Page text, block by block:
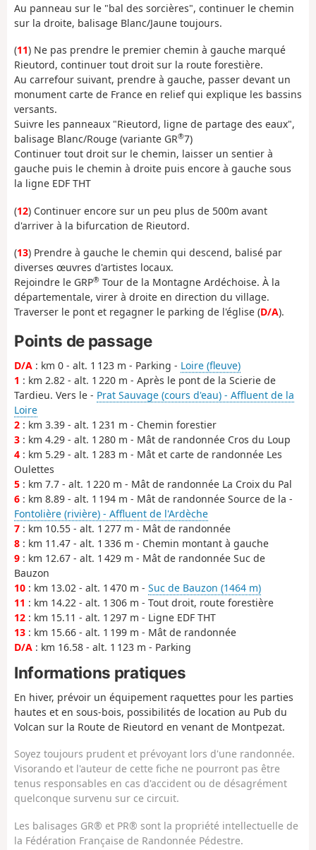
Au panneau sur le "bal des sorcières", continuer le chemin
sur la droite, balisage Blanc/Jaune toujours.
(11) Ne pas prendre le premier chemin à gauche marqué
Rieutord, continuer tout droit sur la route forestière.
Au carrefour suivant, prendre à gauche, passer devant un
monument carte de France en relief qui explique les bassins
versants.
Suivre les panneaux "Rieutord, ligne de partage des eaux",
balisage Blanc/Rouge (variante GR®7)
Continuer tout droit sur le chemin, laisser un sentier à
gauche puis le chemin à droite puis encore à gauche sous
la ligne EDF THT
(12) Continuer encore sur un peu plus de 500m avant
d'arriver à la bifurcation de Rieutord.
(13) Prendre à gauche le chemin qui descend, balisé par
diverses œuvres d'artistes locaux.
Rejoindre le GRP® Tour de la Montagne Ardéchoise. À la
départementale, virer à droite en direction du village.
Traverser le pont et regagner le parking de l'église (D/A).
Points de passage
D/A : km 0 - alt. 1 123 m - Parking - Loire (fleuve)
1 : km 2.82 - alt. 1 220 m - Après le pont de la Scierie de
Tardieu. Vers le - Prat Sauvage (cours d'eau) - Affluent de la
Loire
2 : km 3.39 - alt. 1 231 m - Chemin forestier
3 : km 4.29 - alt. 1 280 m - Mât de randonnée Cros du Loup
4 : km 5.29 - alt. 1 283 m - Mât et carte de randonnée Les
Oulettes
5 : km 7.7 - alt. 1 220 m - Mât de randonnée La Croix du Pal
6 : km 8.89 - alt. 1 194 m - Mât de randonnée Source de la -
Fontolière (rivière) - Affluent de l'Ardèche
7 : km 10.55 - alt. 1 277 m - Mât de randonnée
8 : km 11.47 - alt. 1 336 m - Chemin montant à gauche
9 : km 12.67 - alt. 1 429 m - Mât de randonnée Suc de
Bauzon
10 : km 13.02 - alt. 1 470 m - Suc de Bauzon (1464 m)
11 : km 14.22 - alt. 1 306 m - Tout droit, route forestière
12 : km 15.11 - alt. 1 297 m - Ligne EDF THT
13 : km 15.66 - alt. 1 199 m - Mât de randonnée
D/A : km 16.58 - alt. 1 123 m - Parking
Informations pratiques
En hiver, prévoir un équipement raquettes pour les parties
hautes et en sous-bois, possibilités de location au Pub du
Volcan sur la Route de Rieutord en venant de Montpezat.
Soyez toujours prudent et prévoyant lors d'une randonnée.
Visorando et l'auteur de cette fiche ne pourront pas être
tenus responsables en cas d'accident ou de désagrément
quelconque survenu sur ce circuit.
Les balisages GR® et PR® sont la propriété intellectuelle de
la Fédération Française de Randonnée Pédestre.